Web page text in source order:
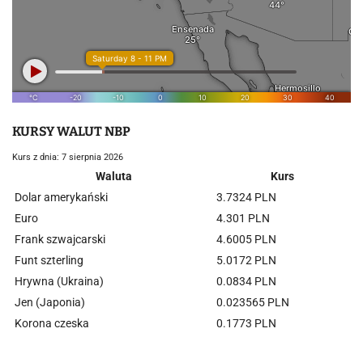
KURSY WALUT NBP
Kurs z dnia: 7 sierpnia 2026
Waluta
Kurs
Dolar amerykański
3.7324 PLN
Euro
4.301 PLN
Frank szwajcarski
4.6005 PLN
Funt szterling
5.0172 PLN
Hrywna (Ukraina)
0.0834 PLN
Jen (Japonia)
0.023565 PLN
Korona czeska
0.1773 PLN